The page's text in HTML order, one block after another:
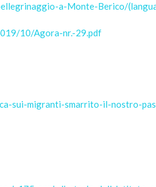
a-Monte-Berico/
10/Agora-nr.-29.pdf
sui-migranti-smarrito-il-nostro-